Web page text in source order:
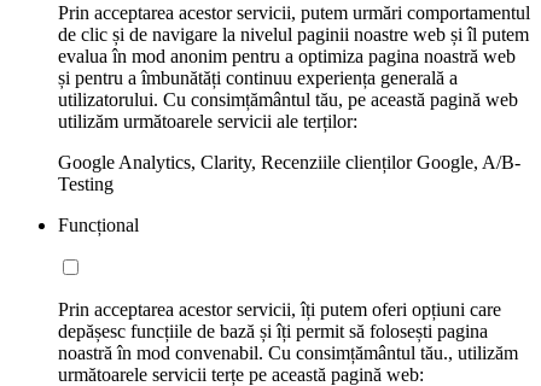
Prin acceptarea acestor servicii, putem urmări comportamentul
de clic și de navigare la nivelul paginii noastre web și îl putem
evalua în mod anonim pentru a optimiza pagina noastră web
și pentru a îmbunătăți continuu experiența generală a
utilizatorului. Cu consimțământul tău, pe această pagină web
utilizăm următoarele servicii ale terților:
Google Analytics, Clarity, Recenziile clienților Google, A/B-
Testing
Funcțional
Prin acceptarea acestor servicii, îți putem oferi opțiuni care
depășesc funcțiile de bază și îți permit să folosești pagina
noastră în mod convenabil. Cu consimțământul tău., utilizăm
următoarele servicii terțe pe această pagină web: